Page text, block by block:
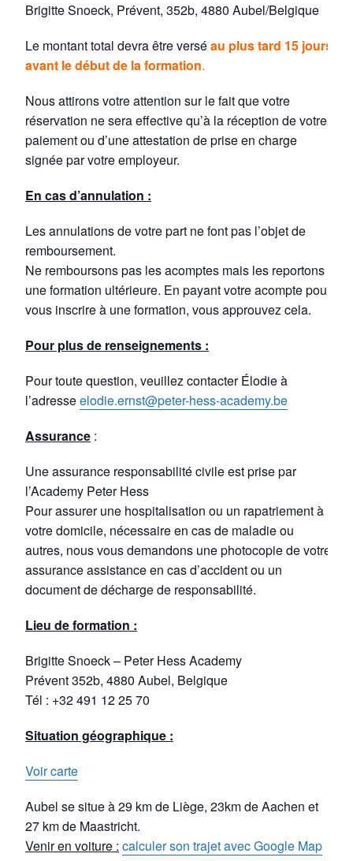
Brigitte Snoeck, Prévent, 352b, 4880 Aubel/Belgique
Le montant total devra être verséau plus tard 15 jours
avant le début de la formation.
Nous attirons votre attention sur le fait que votre
réservation ne sera effective qu’à la réception de votre
paiement ou d’une attestation de prise en charge
signée par votre employeur.
En cas d’annulation :
Les annulations de votre part ne font pas l’objet de
remboursement.
Ne remboursons pas les acomptes mais les reportons à
une formation ultérieure. En payant votre acompte pour
vous inscrire à une formation, vous approuvez cela.
Pour plus de renseignements :
Pour toute question, veuillez contacter Élodie à
l’adresseelodie.ernst@peter-hess-academy.be
Assurance :
Une assurance responsabilité civile est prise par
l’Academy Peter Hess
Pour assurer une hospitalisation ou un rapatriement à
votre domicile, nécessaire en cas de maladie ou
autres, nous vous demandons une photocopie de votre
assurance assistance en cas d’accident ou un
document de décharge de responsabilité.
Lieu de formation :
Brigitte Snoeck – Peter Hess Academy
Prévent 352b, 4880 Aubel, Belgique
Tél : +32 491 12 25 70
Situation géographique :
Voir carte
Aubel se situe à 29 km de Liège, 23km de Aachen et
27 km de Maastricht.
Venir en voiture : calculer son trajet avec Google Map